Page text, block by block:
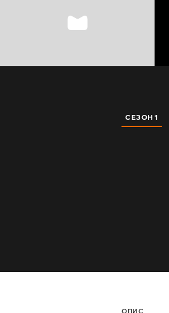
СЕЗОН 1